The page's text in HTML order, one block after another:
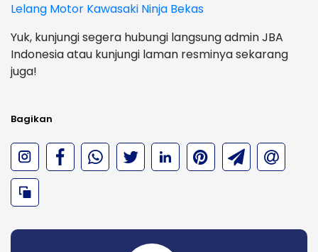
Lelang Motor Kawasaki Ninja Bekas
Yuk, kunjungi segera hubungi langsung admin JBA
Indonesia atau kunjungi laman resminya sekarang
juga!
Bagikan